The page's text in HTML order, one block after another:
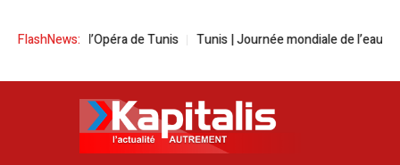
FlashNews:
de l’Opéra de Tunis Tunis | Journée mondiale de l’eau à la Cité